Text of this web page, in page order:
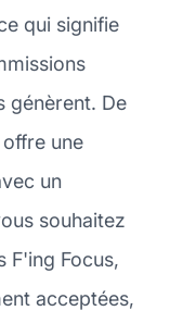
qui signifie
génèrent. De
une
un
souhaitez
F'ing Focus,
acceptées,